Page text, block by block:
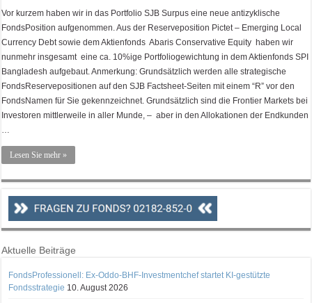
Vor kurzem haben wir in das Portfolio SJB Surpus eine neue antizyklische
FondsPosition aufgenommen. Aus der Reserveposition Pictet – Emerging Local
Currency Debt sowie dem Aktienfonds Abaris Conservative Equity haben wir
nunmehr insgesamt eine ca. 10%ige Portfoliogewichtung in dem Aktienfonds SPI
Bangladesh aufgebaut. Anmerkung: Grundsätzlich werden alle strategische
FondsReservepositionen auf den SJB Factsheet-Seiten mit einem “R” vor den
FondsNamen für Sie gekennzeichnet. Grundsätzlich sind die Frontier Markets bei
Investoren mittlerweile in aller Munde, – aber in den Allokationen der Endkunden
…
Lesen Sie mehr »
Aktuelle Beiträge
FondsProfessionell: Ex-Oddo-BHF-Investmentchef startet KI-gestützte
Fondsstrategie 10. August 2026